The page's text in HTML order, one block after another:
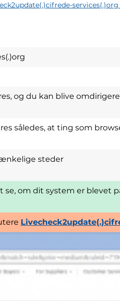
og du kan blive
således, at ting som
steder
se, om dit system er blevet